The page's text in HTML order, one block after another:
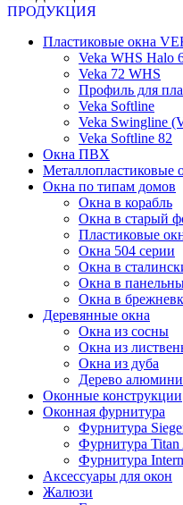
ПРОДУКЦИЯ
Пластиковые окна
Veka WHS Halo
Veka 72 WHS
Профиль для
Veka Softline
Veka Swingline
Veka Softline 82
Окна ПВХ
Металлопластиковые
Окна по типам домов
Окна в корабль
Окна в старый
Пластиковые
Окна 504 серии
Окна в
Окна в
Окна в
Деревянные окна
Окна из сосны
Окна из
Окна из дуба
Дерево
Оконные конструкции
Оконная фурнитура
Фурнитура
Фурнитура Titan
Фурнитура
Аксессуары для окон
Жалюзи